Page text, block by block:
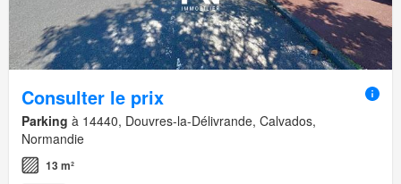
Consulter le prix
Parking à 14440, Douvres-la-Délivrande, Calvados,
Normandie
13 m²